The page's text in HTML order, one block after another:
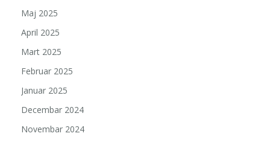
Maj 2025
April 2025
Mart 2025
Februar 2025
Januar 2025
Decembar 2024
Novembar 2024